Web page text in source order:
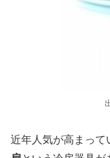
近年人気が高まって